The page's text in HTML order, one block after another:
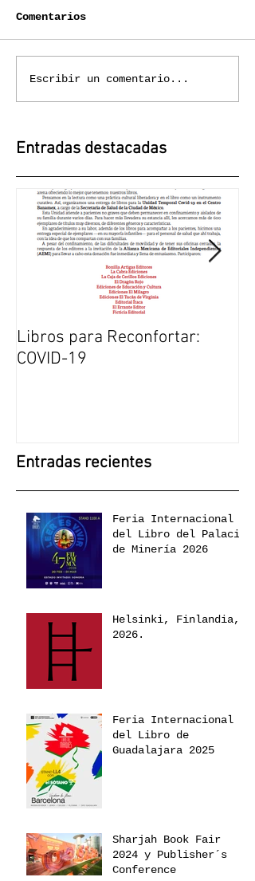
Comentarios
Escribir un comentario...
Entradas destacadas
Libros para Reconfortar:
COVID-19
Entradas recientes
Feria Internacional
del Libro del Palacio
de Minería 2026
Helsinki, Finlandia,
2026.
Feria Internacional
del Libro de
Guadalajara 2025
Sharjah Book Fair
2024 y Publisher´s
Conference